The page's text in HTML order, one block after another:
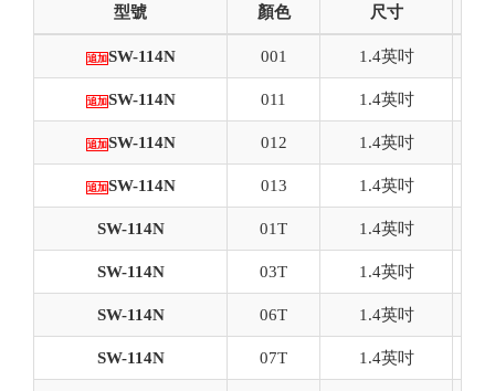
型號 顏色 尺寸
追加SW-114N 001 1.4英吋
追加SW-114N 011 1.4英吋
追加SW-114N 012 1.4英吋
追加SW-114N 013 1.4英吋
SW-114N 01T 1.4英吋
SW-114N 03T 1.4英吋
SW-114N 06T 1.4英吋
SW-114N 07T 1.4英吋